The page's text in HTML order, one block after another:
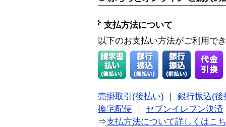
支払方法について
以下のお支払い方法がご利用で
売掛取引(後払い) ｜ 銀行振込(後
換宅配便 ｜ セブンイレブン決済
⇒支払方法について詳しくはこ